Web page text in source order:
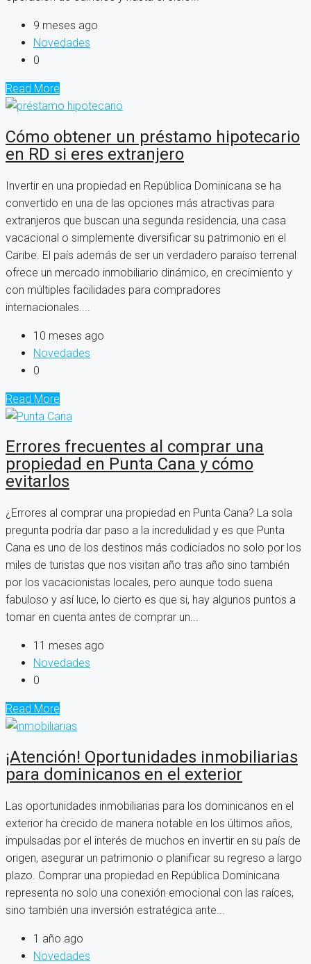
9 meses ago
Novedades
0
Read More
Cómo obtener un préstamo hipotecario
en RD si eres extranjero
Invertir en una propiedad en República Dominicana se ha
convertido en una de las opciones más atractivas para
extranjeros que buscan una segunda residencia, una casa
vacacional o simplemente diversificar su patrimonio en el
Caribe. El país además de ser un verdadero paraíso terrenal
ofrece un mercado inmobiliario dinámico, en crecimiento y
con múltiples facilidades para compradores
internacionales....
10 meses ago
Novedades
0
Read More
Errores frecuentes al comprar una
propiedad en Punta Cana y cómo
evitarlos
¿Errores al comprar una propiedad en Punta Cana? La sola
pregunta podría dar paso a la incredulidad y es que Punta
Cana es uno de los destinos más codiciados no solo por los
miles de turistas que nos visitan año tras año sino también
por los vacacionistas locales, pero aunque todo suena
fabuloso y así luce, lo cierto es que si, hay algunos puntos a
tomar en cuenta antes de comprar un...
11 meses ago
Novedades
0
Read More
¡Atención! Oportunidades inmobiliarias
para dominicanos en el exterior
Las oportunidades inmobiliarias para los dominicanos en el
exterior ha crecido de manera notable en los últimos años,
impulsadas por el interés de muchos en invertir en su país de
origen, asegurar un patrimonio o planificar su regreso a largo
plazo. Comprar una propiedad en República Dominicana
representa no solo una conexión emocional con las raíces,
sino también una inversión estratégica ante...
1 año ago
Novedades